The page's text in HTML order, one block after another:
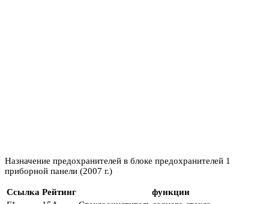
Назначение предохранителей в блоке предохранителей 1
приборной панели (2007 г.)
Ссылка Рейтинг
функции